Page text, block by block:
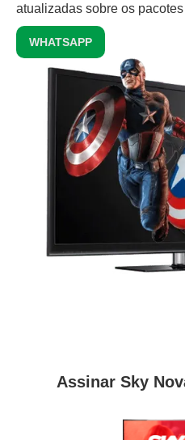
atualizadas sobre os
WHATSAPP
Assinar Sky